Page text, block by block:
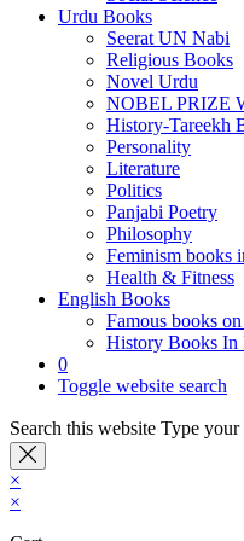
Urdu Books
Seerat UN Nabi
Religious Books
Novel Urdu
NOBEL PRIZE
History-Tareekh
Personality
Literature
Politics
Panjabi Poetry
Philosophy
Feminism books
Health & Fitness
English Books
Famous books
History Books In
0
Toggle website search
Search this website Type your
×
×